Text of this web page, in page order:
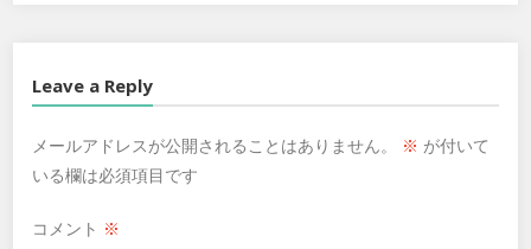
Leave a Reply
メールアドレスが公開されることはありません。 ※ が付いて
いる欄は必須項目です
コメント ※